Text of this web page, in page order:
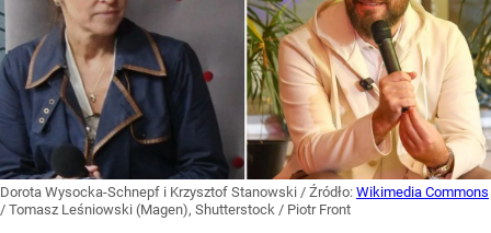
Dorota Wysocka-Schnepf i Krzysztof Stanowski / Źródło: Wikimedia Commons
/ Tomasz Leśniowski (Magen), Shutterstock / Piotr Front